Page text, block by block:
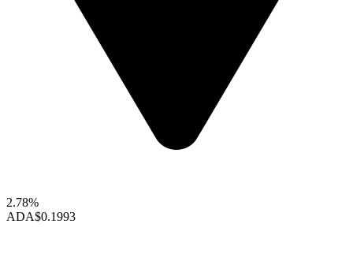
2.78%
ADA$0.1993